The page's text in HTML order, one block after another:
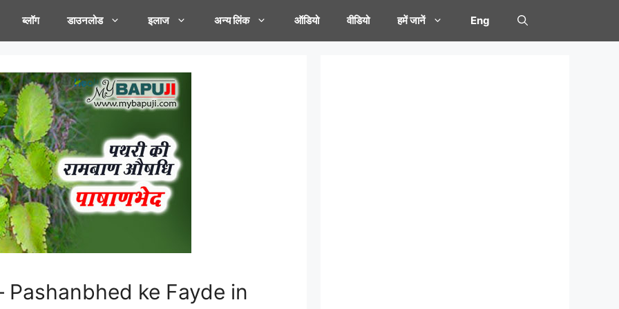
ब्लॉग डाउनलोड इलाज अन्य लिंक ऑडियो वीडियो हमें जानें Eng
Pashanbhed ke Fayde in